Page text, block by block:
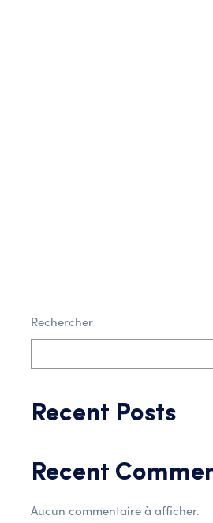
Post Comment
Rechercher
Recent Posts
Recent
Aucun commentaire à afficher.